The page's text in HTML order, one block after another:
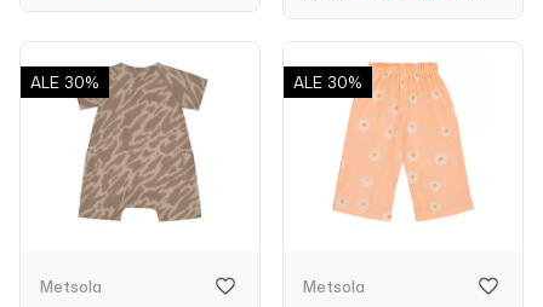
ALE 30%
Metsola
ALE 30%
Metsola